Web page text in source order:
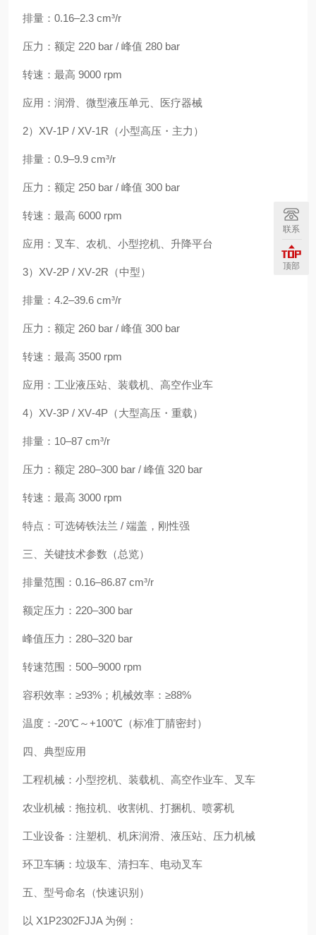
排量：0.16–2.3 cm³/r
压力：额定 220 bar / 峰值 280 bar
转速：最高 9000 rpm
应用：润滑、微型液压单元、医疗器械
2）XV‑1P / XV‑1R（小型高压・主力）
排量：0.9–9.9 cm³/r
压力：额定 250 bar / 峰值 300 bar
转速：最高 6000 rpm
应用：叉车、农机、小型挖机、升降平台
3）XV‑2P / XV‑2R（中型）
排量：4.2–39.6 cm³/r
压力：额定 260 bar / 峰值 300 bar
转速：最高 3500 rpm
应用：工业液压站、装载机、高空作业车
4）XV‑3P / XV‑4P（大型高压・重载）
排量：10–87 cm³/r
压力：额定 280–300 bar / 峰值 320 bar
转速：最高 3000 rpm
特点：可选铸铁法兰 / 端盖，刚性强
三、关键技术参数（总览）
排量范围：0.16–86.87 cm³/r
额定压力：220–300 bar
峰值压力：280–320 bar
转速范围：500–9000 rpm
容积效率：≥93%；机械效率：≥88%
温度：-20℃～+100℃（标准丁腈密封）
四、典型应用
工程机械：小型挖机、装载机、高空作业车、叉车
农业机械：拖拉机、收割机、打捆机、喷雾机
工业设备：注塑机、机床润滑、液压站、压力机械
环卫车辆：垃圾车、清扫车、电动叉车
五、型号命名（快速识别）
以 X1P2302FJJA 为例：
联系
顶部